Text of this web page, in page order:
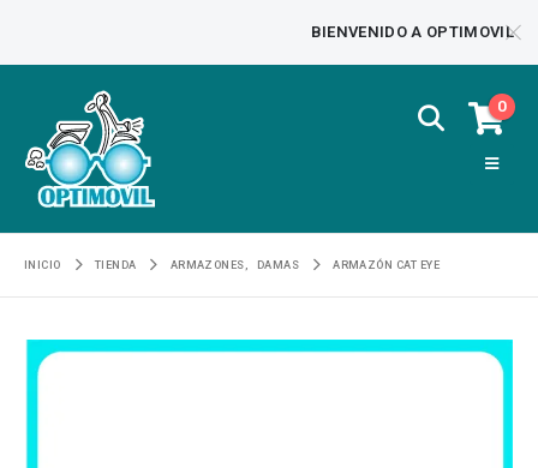
BIENVENIDO A OPTIMOVIL
0
INICIO TIENDA ARMAZONES DAMAS ARMAZÓN CAT EYE